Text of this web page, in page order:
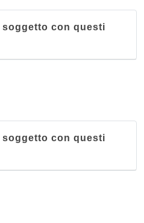
con questi
con questi